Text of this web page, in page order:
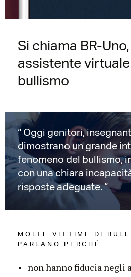
Si chiama BR-
assistente
bullismo
Oggi genitori,
dimostrano un grande
fenomeno del bullismo,
con una chiara
risposte adeguate.
MOLTE VITTIME DI
PARLANO PERCHÉ:
non hanno fiducia negli